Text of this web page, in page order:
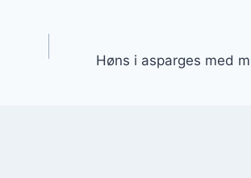
Høns i asparges med